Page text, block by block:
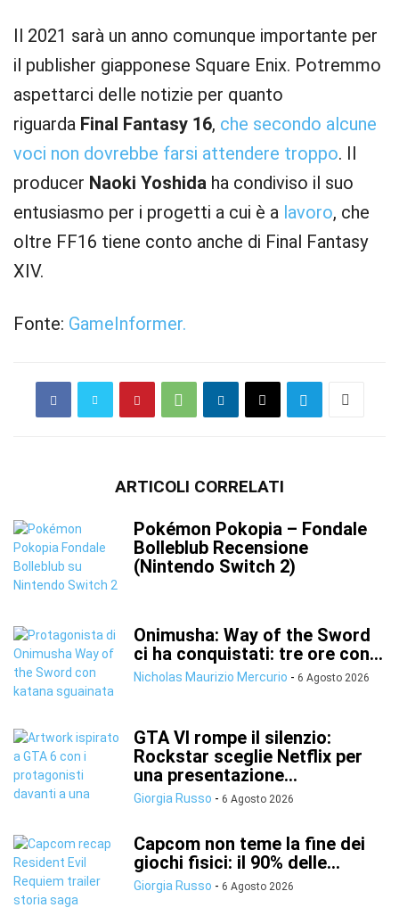
Il 2021 sarà un anno comunque importante per
il publisher giapponese Square Enix. Potremmo
aspettarci delle notizie per quanto
riguarda Final Fantasy 16, che secondo alcune
voci non dovrebbe farsi attendere troppo. Il
producer Naoki Yoshida ha condiviso il suo
entusiasmo per i progetti a cui è a lavoro, che
oltre FF16 tiene conto anche di Final Fantasy
XIV.
Fonte: GameInformer.
ARTICOLI CORRELATI
Pokémon Pokopia – Fondale
Bolleblub Recensione
(Nintendo Switch 2)
Onimusha: Way of the Sword
ci ha conquistati: tre ore con...
Nicholas Maurizio Mercurio - 6 Agosto 2026
GTA VI rompe il silenzio:
Rockstar sceglie Netflix per
una presentazione...
Giorgia Russo - 6 Agosto 2026
Capcom non teme la fine dei
giochi fisici: il 90% delle...
Giorgia Russo - 6 Agosto 2026